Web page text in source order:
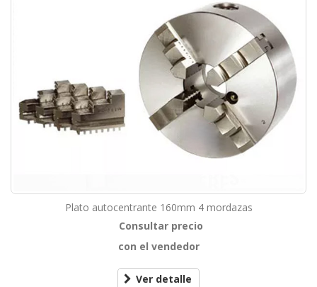
Plato autocentrante 160mm 4 mordazas
Consultar precio
con el vendedor
Ver detalle